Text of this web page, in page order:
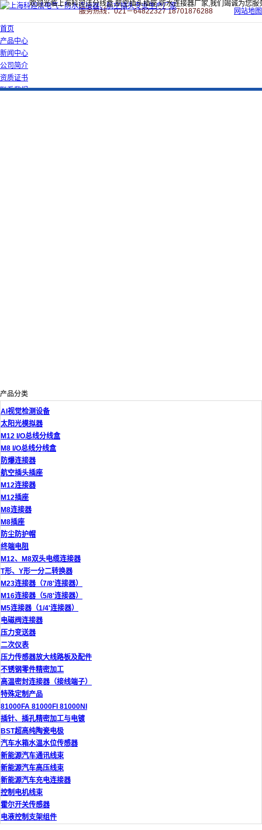
欢迎光临上海科迎法分线盒,航空插头插座,防水连接器厂家,我们竭诚为您服
服务热线：021－64822327 18701876288
网站地图
首页
产品中心
新闻中心
公司简介
资质证书
联系我们
产品分类
AI视觉检测设备
太阳光模拟器
M12 I/O总线分线盒
M8 I/O总线分线盒
防爆连接器
航空插头插座
M12连接器
M12插座
M8连接器
M8插座
防尘防护帽
终端电阻
M12、M8双头电缆连接器
T形、Y形一分二转换器
M23连接器（7/8'连接器）
M16连接器（5/8'连接器）
M5连接器（1/4'连接器）
电磁阀连接器
压力变送器
二次仪表
压力传感器放大线路板及配件
不锈钢零件精密加工
高温密封连接器（接线端子）
特殊定制产品
81000FA 81000FI 81000NI
插针、插孔精密加工与电镀
BST超高纯陶瓷电极
汽车水箱水温水位传感器
新能源汽车通讯线束
新能源汽车高压线束
新能源汽车充电连接器
控制电机线束
霍尔开关传感器
电液控制支架组件